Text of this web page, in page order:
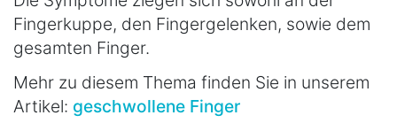
Fingerkuppe, den Fingergelenken, sowie dem
gesamten Finger.
Mehr zu diesem Thema finden Sie in unserem
Artikel: geschwollene Finger